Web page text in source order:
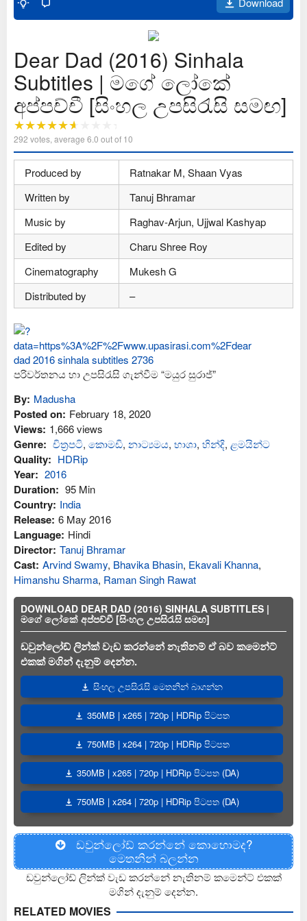
Dear Dad (2016) Sinhala
Subtitles | මගේ ලෝකේ
අප්පච්චී [සිංහල උපසිරැසි සමඟ]
292 votes, average 6.0 out of 10
Produced by
Ratnakar M, Shaan Vyas
Written by
Tanuj Bhramar
Music by
Raghav-Arjun, Ujjwal Kashyap
Edited by
Charu Shree Roy
Cinematography
Mukesh G
Distributed by
–
පරිවර්තනය හා උපසිරැසි ගැන්වීම “මයුර සුරාජ්”
By: Madusha
Posted on: February 18, 2020
Views: 1,666 views
Genre: චිත්‍රපටි, කොමඩි, නාට්‍යමය, භාශා, හින්දි, ළමයින්ට
Quality: HDRip
Year: 2016
Duration: 95 Min
Country: India
Release: 6 May 2016
Language: Hindi
Director: Tanuj Bhramar
Cast: Arvind Swamy, Bhavika Bhasin, Ekavali Khanna,
Himanshu Sharma, Raman Singh Rawat
DOWNLOAD DEAR DAD (2016) SINHALA SUBTITLES |
මගේ ලෝකේ අප්පච්චී [සිංහල උපසිරැසි සමඟ]
ඩවුන්ලෝඩ් ලින්ක් වැඩ කරන්නේ නැතිනම් ඒ බව කමෙන්ට්
එකක් මගින් දැනුම් දෙන්න.
සිංහල උපසිරැසි මෙතනින් බාගන්න
350MB | x265 | 720p | HDRip පිටපත
750MB | x264 | 720p | HDRip පිටපත
350MB | x265 | 720p | HDRip පිටපත (DA)
750MB | x264 | 720p | HDRip පිටපත (DA)
ඩවුන්ලෝඩ් කරන්නේ කොහොමද?
මෙතනින් බලන්න
ඩවුන්ලෝඩ් ලින්ක් වැඩ කරන්නේ නැතිනම් කමෙන්ට් එකක්
මගින් දැනුම් දෙන්න.
RELATED MOVIES